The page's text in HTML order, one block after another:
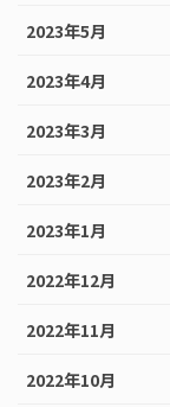
2023年5月
2023年4月
2023年3月
2023年2月
2023年1月
2022年12月
2022年11月
2022年10月